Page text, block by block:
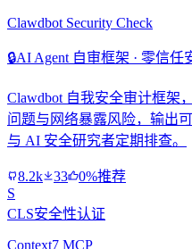
Clawdbot Security Check
🔒AI Agent 自审框架 · 零信任
Clawdbot 自我安全审计框架
问题与网络暴露风险，输出
与 AI 安全研究者定期排查。
8.2k 33
0%推荐
S
CLS安全性认证
Context7 MCP